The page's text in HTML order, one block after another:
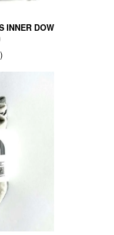
INNER DOW